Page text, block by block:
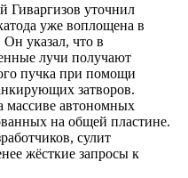
Гиваргизов уточнил
уже воплощена в
указал, что в
лучи получают
пучка при помощи
затворов.
массиве автономных
на общей пластине.
сулит
жёсткие запросы к